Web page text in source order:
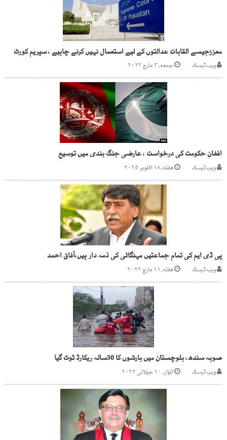
معززجیسے القابات عدالتوں کے لیے استعمال نہیں کرنے چاہیے ، سپریم کورٹ
ویب ڈیسک جمعه, ۳ مارچ ۲۰۲۳
افغان حکومت کی درخواست ، عارضی جنگ بندی میں توسیع
ویب ڈیسک هفته, ۱۸ اکتوبر ۲۰۲۵
پی ڈی ایم کی تمام جماعتیں مہنگائی کی ذمہ دار ہیں،آفاق احمد
ویب ڈیسک هفته, ۱۱ مارچ ۲۰۲۳
صوبہ سندھ، بلوچستان میں بارشوں کا 30سالہ ریکارڈ ٹوٹ گیا
ویب ڈیسک اتوار, ۱۰ جولائی ۲۰۲۲